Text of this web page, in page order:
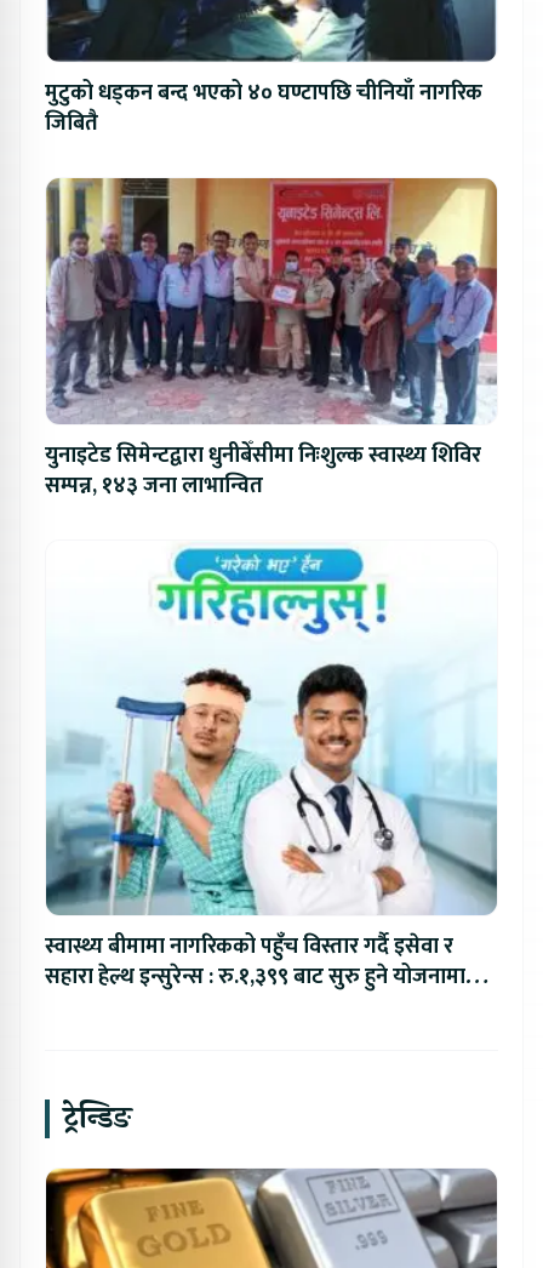
मुटुको धड्कन बन्द भएको ४० घण्टापछि चीनियाँ नागरिक
जिबितै
युनाइटेड सिमेन्टद्वारा धुनीबेँसीमा निःशुल्क स्वास्थ्य शिविर
सम्पन्न, १४३ जना लाभान्वित
स्वास्थ्य बीमामा नागरिकको पहुँच विस्तार गर्दै इसेवा र
सहारा हेल्थ इन्सुरेन्स : रु.१,३९९ बाट सुरु हुने योजनामा
ट्रेन्डिङ